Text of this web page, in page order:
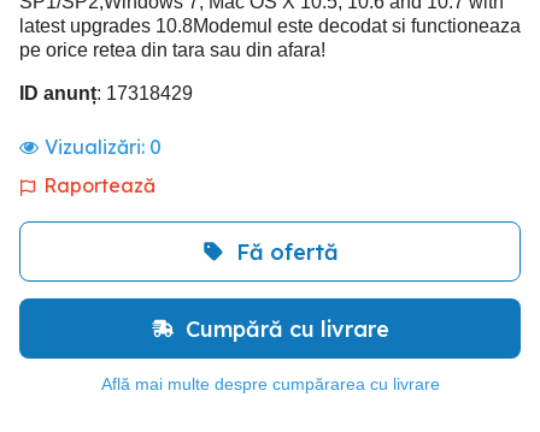
latest upgrades 10.8Modemul este decodat si functioneaza
pe orice retea din tara sau din afara!
ID anunț: 17318429
Vizualizări: 0
Raportează
Fă ofertă
Cumpără cu livrare
Află mai multe despre cumpărarea cu livrare